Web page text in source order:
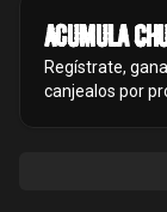
Acumula
Regístrate,
canjealos por